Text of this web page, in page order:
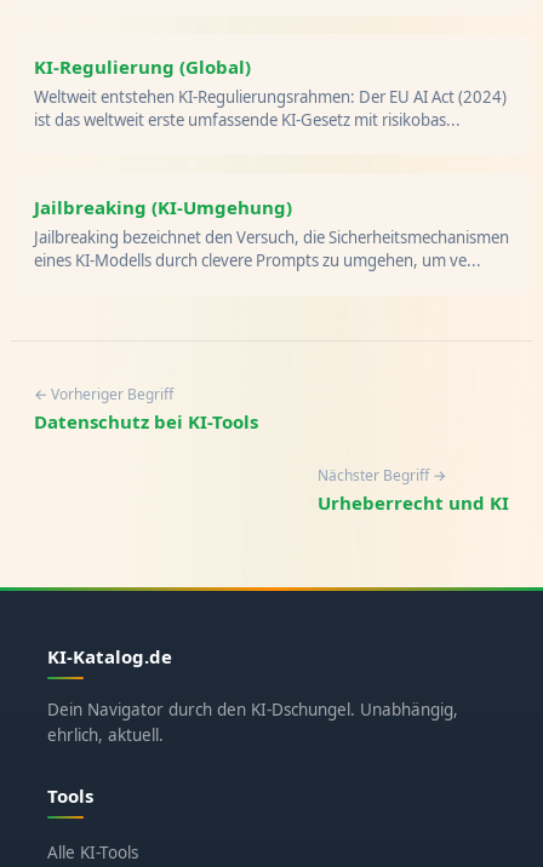
KI-Regulierung (Global)
Weltweit entstehen KI-Regulierungsrahmen: Der EU AI Act (2024)
ist das weltweit erste umfassende KI-Gesetz mit risikobas...
Jailbreaking (KI-Umgehung)
Jailbreaking bezeichnet den Versuch, die Sicherheitsmechanismen
eines KI-Modells durch clevere Prompts zu umgehen, um ve...
← Vorheriger Begriff
Datenschutz bei KI-Tools
Nächster Begriff →
Urheberrecht und KI
KI-Katalog.de
Dein Navigator durch den KI-Dschungel. Unabhängig,
ehrlich, aktuell.
Tools
Alle KI-Tools